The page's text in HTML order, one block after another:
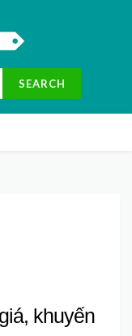
SEARCH
khuyến